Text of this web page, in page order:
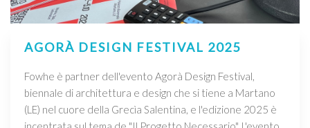
AGORÀ DESIGN FESTIVAL 2025
Fowhe è partner dell'evento Agorà Design Festival,
biennale di architettura e design che si tiene a Martano
(LE) nel cuore della Grecìa Salentina, e l'edizione 2025 è